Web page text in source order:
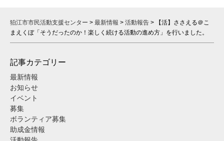
狛江市市民活動支援センター > 最新情報 > 活動報告 >
【活】ささえる＠こ
まえくぼ「そうだったのか！楽しく続ける活動の進め方」を行いました。
記事カテゴリー
最新情報
お知らせ
イベント
募集
ボランティア募集
助成金情報